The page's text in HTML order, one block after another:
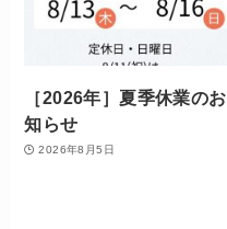
［2026年］夏季休業のお
知らせ
2026年8月5日